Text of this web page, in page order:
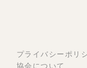
プライバシーポリ
協会について